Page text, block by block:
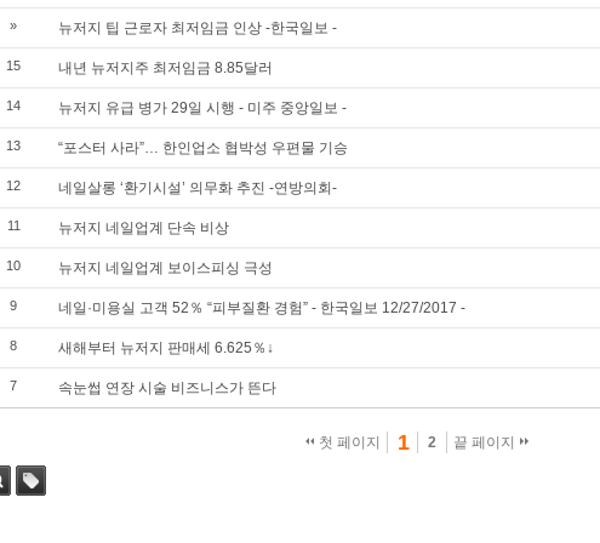
» 뉴저지 팁 근로자 최저임금 인상 -한국일보 -
15 내년 뉴저지주 최저임금 8.85달러
14 뉴저지 유급 병가 29일 시행 - 미주 중앙일보 -
13 “포스터 사라”… 한인업소 협박성 우편물 기승
12 네일살롱 ‘환기시설’ 의무화 추진 -연방의회-
11 뉴저지 네일업계 단속 비상
10 뉴저지 네일업계 보이스피싱 극성
9 네일·미용실 고객 52％ “피부질환 경험” - 한국일보 12/27/2017 -
8 새해부터 뉴저지 판매세 6.625％↓
7 속눈썹 연장 시술 비즈니스가 뜬다
첫 페이지 1 2 끝 페이지